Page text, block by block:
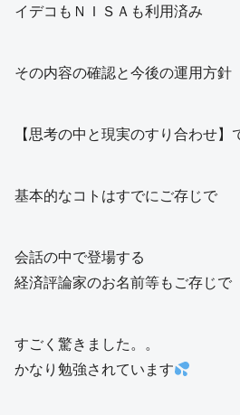
イデコもＮＩＳＡも利用済み
その内容の確認と今後の運用方針
【思考の中と現実のすり合わせ】
基本的なコトはすでにご存じで
会話の中で登場する
経済評論家のお名前等もご存じで
すごく驚きました。。
かなり勉強されています